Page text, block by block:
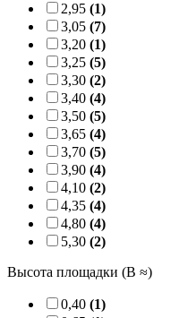
2,95 (1)
3,05 (7)
3,20 (1)
3,25 (5)
3,30 (2)
3,40 (4)
3,50 (5)
3,65 (4)
3,70 (5)
3,90 (4)
4,10 (2)
4,35 (4)
4,80 (4)
5,30 (2)
Высота площадки (B ≈)
0,40 (1)